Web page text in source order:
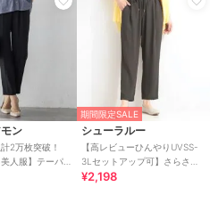
ン
2万枚突破！
人服】テーパ
号あり≫
期間限定SALE
シューラルー
【高レビューひんやりUVSS-
3Lセットアップ可】さらさら
ぷるん イージーテーパードパ
¥2,198